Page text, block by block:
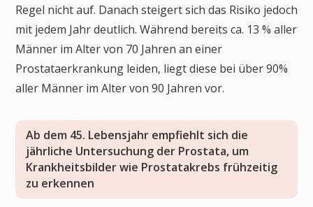
Regel nicht auf. Danach steigert sich das Risiko jedoch
mit jedem Jahr deutlich. Während bereits ca. 13 % aller
Männer im Alter von 70 Jahren an einer
Prostataerkrankung leiden, liegt diese bei über 90%
aller Männer im Alter von 90 Jahren vor.
Ab dem 45. Lebensjahr empfiehlt sich die
jährliche Untersuchung der Prostata, um
Krankheitsbilder wie Prostatakrebs frühzeitig
zu erkennen